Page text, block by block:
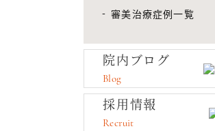
審美治療症例一覧
院内ブログ
Blog
採用情報
Recruit